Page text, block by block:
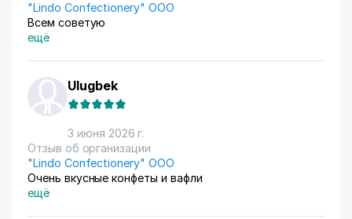
"Lindo Confectionery" ООО
Всем советую
ещё
Ulugbek
3 июня 2026 г.
Отзыв об организации
"Lindo Confectionery" ООО
Очень вкусные конфеты и вафли
ещё